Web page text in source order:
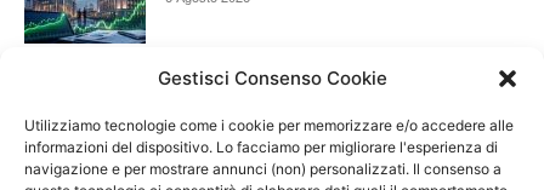
Gestisci Consenso Cookie
Utilizziamo tecnologie come i cookie per memorizzare e/o accedere alle
informazioni del dispositivo. Lo facciamo per migliorare l'esperienza di
navigazione e per mostrare annunci (non) personalizzati. Il consenso a
Piano industriale BPER Banca e prossimi
6 Agosto 2026